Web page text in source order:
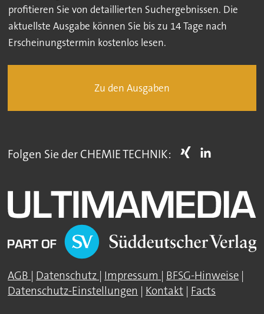
profitieren Sie von detaillierten Suchergebnissen. Die
aktuellste Ausgabe können Sie bis zu 14 Tage nach
Erscheinungstermin kostenlos lesen.
Zu den Ausgaben
Folgen Sie der CHEMIE TECHNIK:
AGB | Datenschutz | Impressum | BFSG-Hinweise |
Datenschutz-Einstellungen | Kontakt | Facts